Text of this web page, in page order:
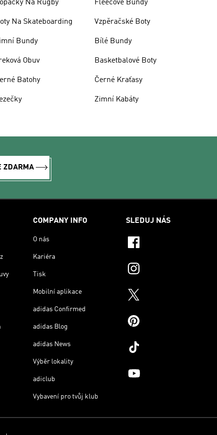
Na Rugby
Na Skateboarding
Bundy
Obuv
Batohy
Fleecové Bundy
Vzpěračské Boty
Bílé Bundy
Basketbalové Boty
Černé Kraťasy
Zimní Kabáty
ZDARMA
COMPANY INFO
O nás
Kariéra
Tisk
Mobilní aplikace
adidas Confirmed
adidas Blog
adidas News
Výběr lokality
adiclub
Vybavení pro tvůj klub
SLEDUJ NÁS